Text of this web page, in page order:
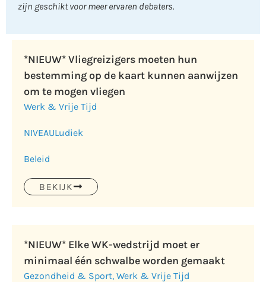
zijn geschikt voor meer ervaren debaters.
*NIEUW* Vliegreizigers moeten hun
bestemming op de kaart kunnen aanwijzen
om te mogen vliegen
Werk & Vrije Tijd
NIVEAULudiek
Beleid
BEKIJK
*NIEUW* Elke WK-wedstrijd moet er
minimaal één schwalbe worden gemaakt
Gezondheid & Sport, Werk & Vrije Tijd